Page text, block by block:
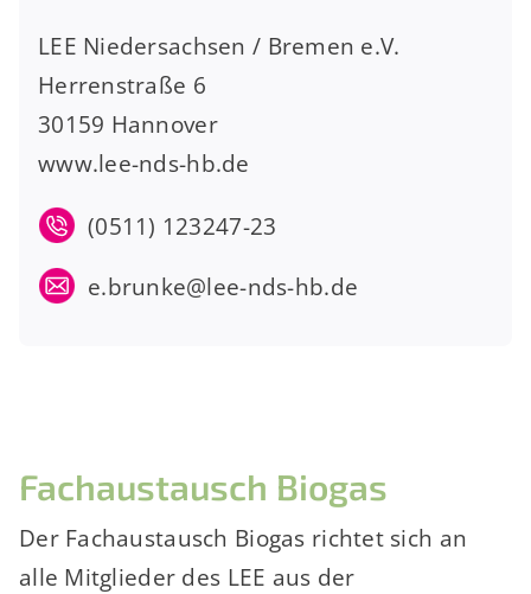
LEE Niedersachsen / Bremen e.V.
Herrenstraße 6
30159 Hannover
www.lee-nds-hb.de
(0511) 123247-23
e.brunke@lee-nds-hb.de
Fachaus­tausch Biogas
Der Fachaustausch Biogas richtet sich an
alle Mitglieder des LEE aus der